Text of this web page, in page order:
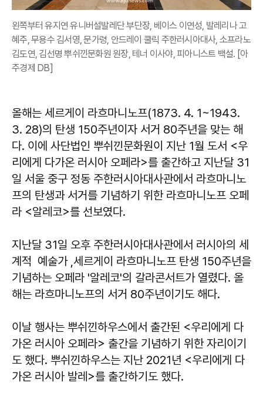
왼쪽부터 유지연 유니버설발레단 부단장, 베이스 이연성, 발레리나 고
혜주, 무용수 김서영, 문가령, 안드레이 쿨릭 주한러시아대사, 소프라노
김도연, 김선명 뿌쉬낀문화원 원장, 테너 이사야, 피아니스트 백설. [아
주경제 DB]
올해는 세르게이 라흐마니노프(1873. 4. 1~1943.
3. 28)의 탄생 150주년이자 서거 80주년을 맞는 해
다. 이에 사단법인 뿌쉬낀문화원이 지난 1월 도서 <우
리에게 다가온 러시아 오페라>를 출간하고 지난달 31
일 서울 중구 정동 주한러시아대사관에서 라흐마니노
프의 탄생과 서거를 기념하기 위한 라흐마니노프 오페
라 <알레코>를 선보였다.
지난달 31일 오후 주한러시아대사관에서 러시아의 세
계적 예술가 ,세르게이 라흐마니노프 탄생 150주년을
기념하는 오페라 '알레코'의 갈라콘서트가 열렸다. 올
해는 라흐마니노프의 서거 80주년이기도 해다.
이날 행사는 뿌쉬낀하우스에서 출간된 <우리에게 다
가온 러시아 오페라> 출간을 기념하기 위한 자리이기
도 했다. 뿌쉬낀하우스는 지난 2021년 <우리에게 다
가온 러시아 발레>를 출간하기도 했다.